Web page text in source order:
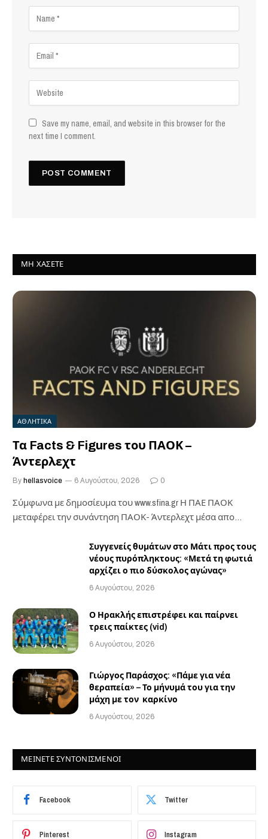
Save my name, email, and website in this browser for the
next time I comment.
ΜΗ ΧΆΣΕΤΕ
ΑΘΛΗΤΙΚΑ
Τα Facts & Figures του ΠΑΟΚ –
Άντερλεχτ
By hellasvoice 6 Αυγούστου, 2026 0
Σύμφωνα με δημοσίευμα του www.sfina.gr Η ΠΑΕ ΠΑΟΚ
μεταφέρει την συνάντηση ΠΑΟΚ- Άντερλεχτ μέσα απο…
Συγγενείς θυμάτων στο Μάτι προς τους
νέους πυρόπληκτους: «Μετά τη φωτιά
αρχίζει ο πιο δύσκολος αγώνας»
6 Αυγούστου, 2026
Ο Ηρακλής επιστρέφει και παίρνει
τρεις παίκτες (vid)
6 Αυγούστου, 2026
Γιώργος Παράσχος: «Πάμε για νέα
θεραπεία» – Το μήνυμά του για την
μάχη με τον καρκίνο
6 Αυγούστου, 2026
ΜΕΙΝΕΤΕ ΣΥΝΤΟΝΙΣΜΕΝΟΙ
Facebook Twitter
Pinterest Instagram